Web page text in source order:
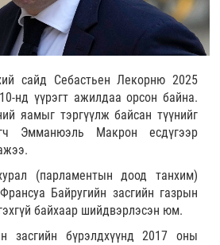
сайд Себастьен Лекорню 2025
нд үүрэгт ажилдаа орсон байна.
яамыг тэргүүлж байсан түүнийг
Эмманюэль Макрон есдүгээр
(парламентын доод танхим)
Байругийн засгийн газрын
байхаар шийдвэрлэсэн юм.
засгийн бүрэлдхүүнд 2017 оны